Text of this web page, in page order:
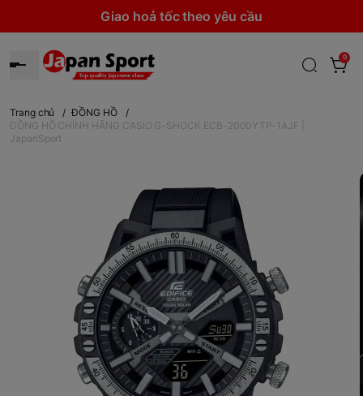
Giao hoả tốc theo yêu cầu
0
Trang chủ / ĐỒNG HỒ
/
ĐỒNG HỒ CHÍNH HÃNG CASIO G-SHOCK ECB-2000YTP-1AJF |
JapanSport